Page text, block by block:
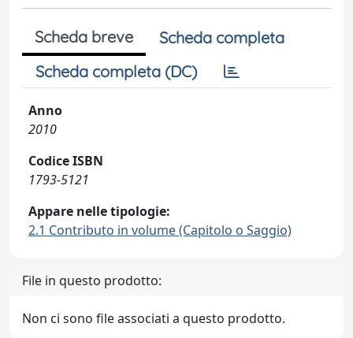
Scheda breve
Scheda completa
Scheda completa (DC)
Anno
2010
Codice ISBN
1793-5121
Appare nelle tipologie:
2.1 Contributo in volume (Capitolo o Saggio)
File in questo prodotto:
Non ci sono file associati a questo prodotto.